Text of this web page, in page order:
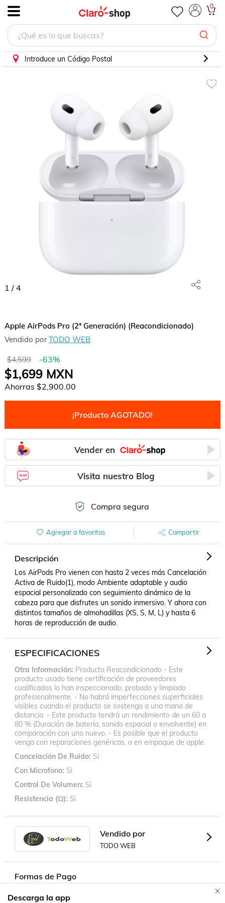
0
Introduce un Código Postal
1 / 4
Apple AirPods Pro (2ª Generación) (Reacondicionado)
Vendido porTODO WEB
$4,599 -63%
$1,699MXN
Ahorras $2,900.00
¡Producto AGOTADO!
Vender en
Visita nuestro Blog
Compra segura
Agregar a favoritos Compartir
Descripción
Los AirPods Pro vienen con hasta 2 veces más Cancelación
Activa de Ruido(1), modo Ambiente adaptable y audio
espacial personalizado con seguimiento dinámico de la
cabeza para que disfrutes un sonido inmersivo. Y ahora con
distintos tamaños de almohadillas (XS, S, M, L) y hasta 6
horas de reproducción de audio.
ESPECIFICACIONES
Otra Información Producto Reacondicionado - Este
producto usado tiene certificación de proveedores
cualificados lo han inspeccionado, probado y limpiado
profesionalmente. - No habrá imperfecciones superficiales
visibles cuando el producto se sostenga a una mano de
distancia. - Este producto tendrá un rendimiento de un 60 a
80 % (Duración de batería, sonido espacial o envolvente) en
comparación con uno nuevo. - Es posible que el producto
venga con reparaciones genéricas, o en empaque de apple.
Cancelación De Ruido Si
Con Microfono Si
Control De Volumen Si
Resistencia (Ω) Si
Vendido por
TODO WEB
Formas de Pago
Descarga la app
Apple AirPods Pro (2ª Generación) (Reacondicionado)